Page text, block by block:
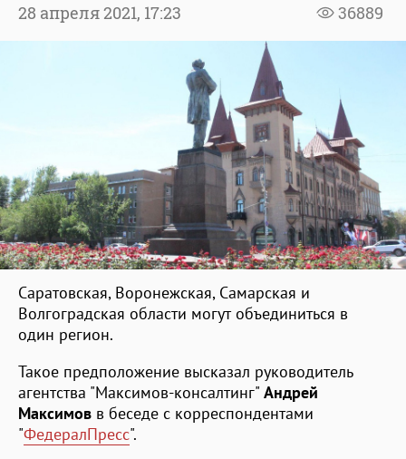
36889
28 апреля 2021, 17:23
Саратовская, Воронежская, Самарская и
Волгоградская области могут объединиться в
один регион.
Такое предположение высказал руководитель
агентства "Максимов-консалтинг" Андрей
Максимов в беседе с корреспондентами
"ФедералПресс".